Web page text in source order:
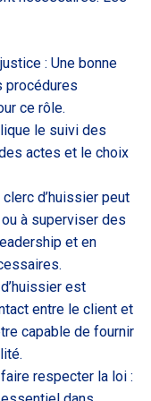
: Une bonne
procédures
ce rôle.
le suivi des
actes et le choix
d’huissier peut
à superviser des
et en
est
entre le client et
capable de fournir
respecter la loi :